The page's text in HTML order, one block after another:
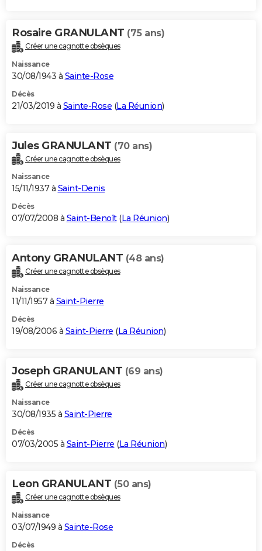
Rosaire GRANULANT (75 ans)
Créer une cagnotte obsèques
Naissance
30/08/1943 à Sainte-Rose
Décès
21/03/2019 à Sainte-Rose (La Réunion)
Jules GRANULANT (70 ans)
Créer une cagnotte obsèques
Naissance
15/11/1937 à Saint-Denis
Décès
07/07/2008 à Saint-Benoît(La Réunion)
Antony GRANULANT (48 ans)
Créer une cagnotte obsèques
Naissance
11/11/1957 à Saint-Pierre
Décès
19/08/2006 à Saint-Pierre (La Réunion)
Joseph GRANULANT (69 ans)
Créer une cagnotte obsèques
Naissance
30/08/1935 à Saint-Pierre
Décès
07/03/2005 à Saint-Pierre (La Réunion)
Leon GRANULANT (50 ans)
Créer une cagnotte obsèques
Naissance
03/07/1949 à Sainte-Rose
Décès